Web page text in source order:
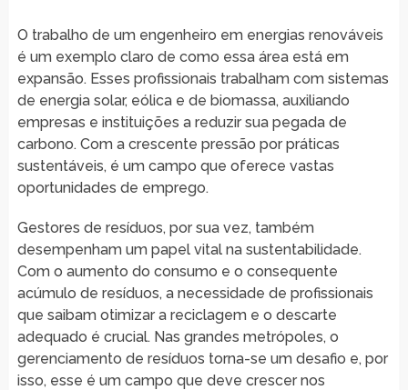
O trabalho de um engenheiro em energias renováveis
é um exemplo claro de como essa área está em
expansão. Esses profissionais trabalham com sistemas
de energia solar, eólica e de biomassa, auxiliando
empresas e instituições a reduzir sua pegada de
carbono. Com a crescente pressão por práticas
sustentáveis, é um campo que oferece vastas
oportunidades de emprego.
Gestores de resíduos, por sua vez, também
desempenham um papel vital na sustentabilidade.
Com o aumento do consumo e o consequente
acúmulo de resíduos, a necessidade de profissionais
que saibam otimizar a reciclagem e o descarte
adequado é crucial. Nas grandes metrópoles, o
gerenciamento de resíduos torna-se um desafio e, por
isso, esse é um campo que deve crescer nos